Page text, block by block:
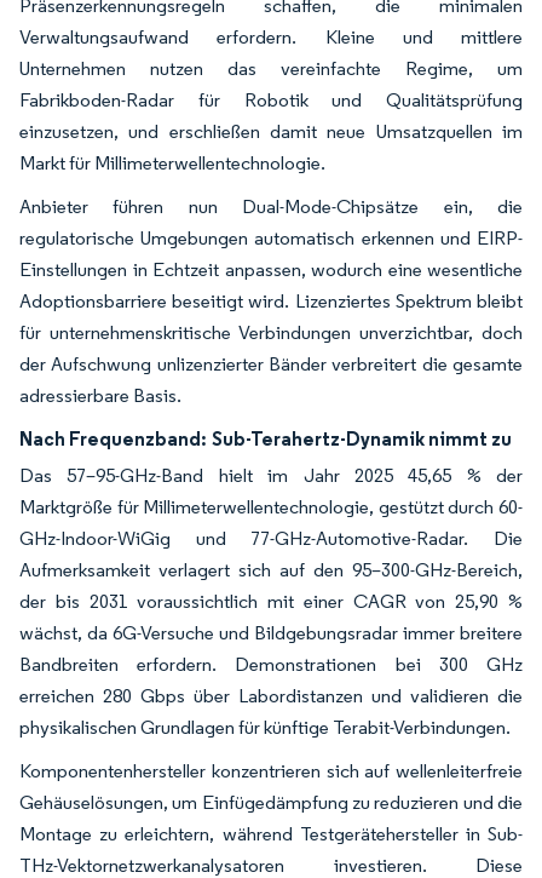
Präsenzerkennungsregeln schaffen, die minimalen
Verwaltungsaufwand erfordern. Kleine und mittlere
Unternehmen nutzen das vereinfachte Regime, um
Fabrikboden-Radar für Robotik und Qualitätsprüfung
einzusetzen, und erschließen damit neue Umsatzquellen im
Markt für Millimeterwellentechnologie.
Anbieter führen nun Dual-Mode-Chipsätze ein, die
regulatorische Umgebungen automatisch erkennen und EIRP-
Einstellungen in Echtzeit anpassen, wodurch eine wesentliche
Adoptionsbarriere beseitigt wird. Lizenziertes Spektrum bleibt
für unternehmenskritische Verbindungen unverzichtbar, doch
der Aufschwung unlizenzierter Bänder verbreitert die gesamte
adressierbare Basis.
Nach Frequenzband: Sub-Terahertz-Dynamik nimmt zu
Das 57–95-GHz-Band hielt im Jahr 2025 45,65 % der
Marktgröße für Millimeterwellentechnologie, gestützt durch 60-
GHz-Indoor-WiGig und 77-GHz-Automotive-Radar. Die
Aufmerksamkeit verlagert sich auf den 95–300-GHz-Bereich,
der bis 2031 voraussichtlich mit einer CAGR von 25,90 %
wächst, da 6G-Versuche und Bildgebungsradar immer breitere
Bandbreiten erfordern. Demonstrationen bei 300 GHz
erreichen 280 Gbps über Labordistanzen und validieren die
physikalischen Grundlagen für künftige Terabit-Verbindungen.
Komponentenhersteller konzentrieren sich auf wellenleiterfreie
Gehäuselösungen, um Einfügedämpfung zu reduzieren und die
Montage zu erleichtern, während Testgerätehersteller in Sub-
THz-Vektornetzwerkanalysatoren investieren. Diese